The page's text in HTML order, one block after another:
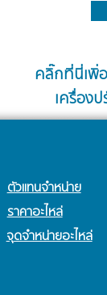
คลิ๊กที่นี่เพิ่
เครื่อง
ตัวแทนจำหน่าย
ราคาอะไหล่
จุดจำหน่ายอะไหล่